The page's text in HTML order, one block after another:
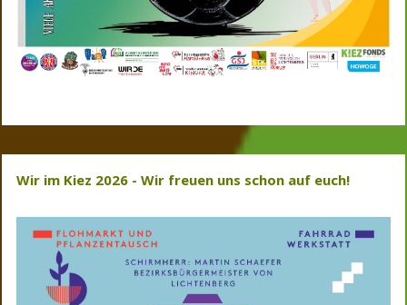
Wir im Kiez 2026 - Wir freuen uns schon auf euch!